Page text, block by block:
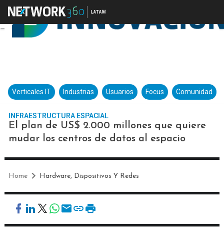
Verticales IT Industrias Usuarios Focus Comunidad
INFRAESTRUCTURA ESPACIAL
El plan de US$ 2.000 millones que quiere
mudar los centros de datos al espacio
Home Hardware, Dispositivos Y Redes